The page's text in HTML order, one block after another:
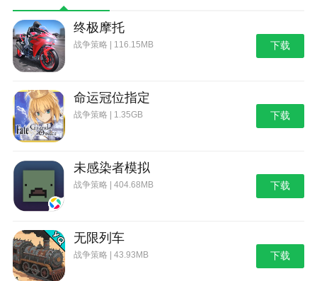
终极摩托
战争策略 | 116.15MB 下载
命运冠位指定
战争策略 | 1.35GB 下载
未感染者模拟
战争策略 | 404.68MB 下载
无限列车
战争策略 | 43.93MB 下载